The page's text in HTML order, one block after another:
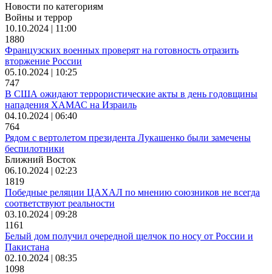
Новости по категориям
Войны и террор
10.10.2024 | 11:00
1880
Французских военных проверят на готовность отразить
вторжение России
05.10.2024 | 10:25
747
В США ожидают террористические акты в день годовщины
нападения ХАМАС на Израиль
04.10.2024 | 06:40
764
Рядом с вертолетом президента Лукашенко были замечены
беспилотники
Ближний Восток
06.10.2024 | 02:23
1819
Победные реляции ЦАХАЛ по мнению союзников не всегда
соответствуют реальности
03.10.2024 | 09:28
1161
Белый дом получил очередной щелчок по носу от России и
Пакистана
02.10.2024 | 08:35
1098